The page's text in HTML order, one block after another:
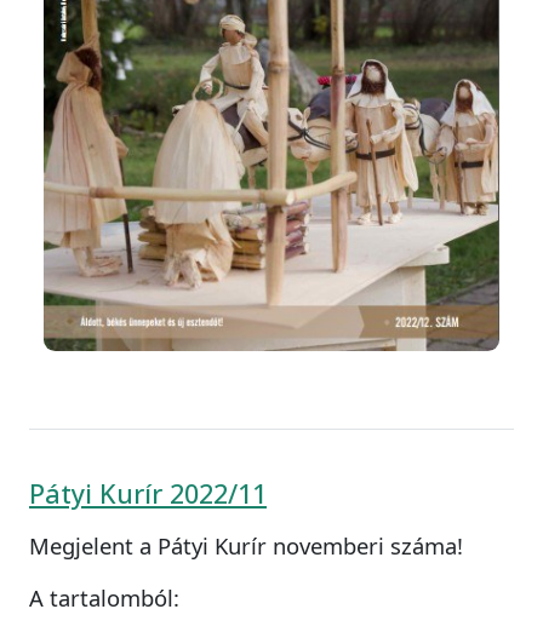
Pátyi Kurír 2022/11
Megjelent a Pátyi Kurír novemberi száma!
A tartalomból: